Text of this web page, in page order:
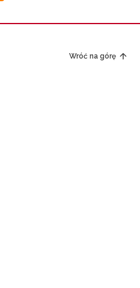
Wróć na górę